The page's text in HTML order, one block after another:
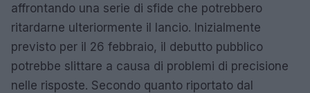
affrontando una serie di sfide che potrebbero
ritardarne ulteriormente il lancio. Inizialmente
previsto per il 26 febbraio, il debutto pubblico
potrebbe slittare a causa di problemi di precisione
nelle risposte. Secondo quanto riportato dal